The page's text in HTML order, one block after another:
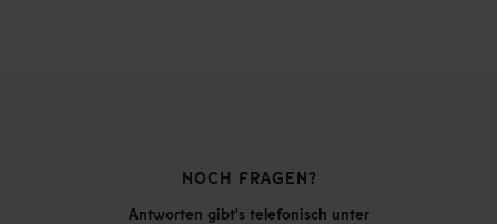
NOCH FRAGEN?
Antworten gibt's telefonisch unter